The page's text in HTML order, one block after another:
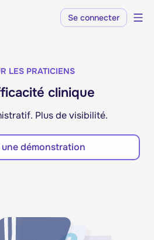
Se connecter
LES PRATICIENS
clinique
Plus de visibilité.
une démonstration